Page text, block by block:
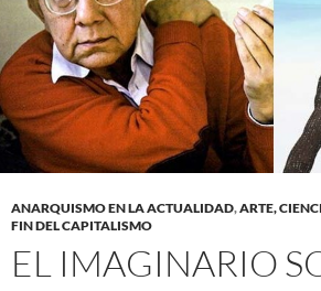
ANARQUISMO EN LA ACTUALIDAD,ARTE,
FIN DEL CAPITALISMO
EL IMAGINARIO